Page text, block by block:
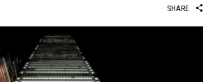
SHARE